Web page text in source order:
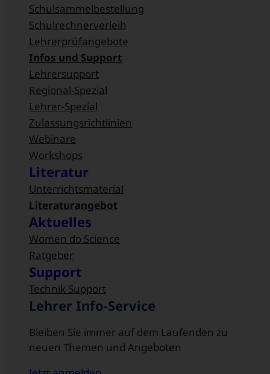
Schulsammel­bestellung
Schulrechnerverleih
Lehrerprüfangebote
Infos und Support
Lehrersupport
Regional-Spezial
Lehrer-Spezial
Zulassungsrichtlinien
Webinare
Workshops
Literatur
Unterrichtsmaterial
Literaturangebot
Aktuelles
Women do Science
Ratgeber
Support
Technik Support
Lehrer Info-Service
Bleiben Sie immer auf dem Laufenden zu
neuen Themen und Angeboten